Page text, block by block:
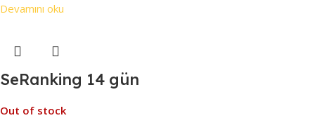
Devamını oku
SeRanking 14 gün
Out of stock